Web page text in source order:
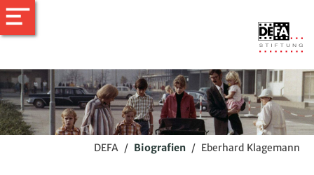
DEFA / Biografien / Eberhard Klagemann